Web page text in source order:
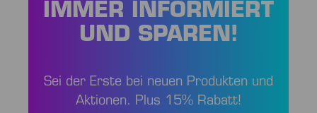
IMMER INFORMIERT
UND SPAREN!
Sei der Erste bei neuen Produkten und
Aktionen. Plus 15% Rabatt!